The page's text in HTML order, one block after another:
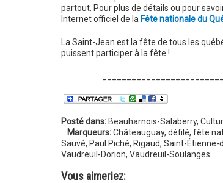
partout. Pour plus de détails ou pour
Internet officiel de la Fête nationale du
La Saint-Jean est la fête de tous les
puissent participer à la fête !
Posté dans: Beauharnois-Salaberry,
Marqueurs: Châteauguay, défilé, fête
Sauvé, Paul Piché, Rigaud, Saint-Étienne-
Vaudreuil-Dorion, Vaudreuil-Soulanges
Vous aimeriez: